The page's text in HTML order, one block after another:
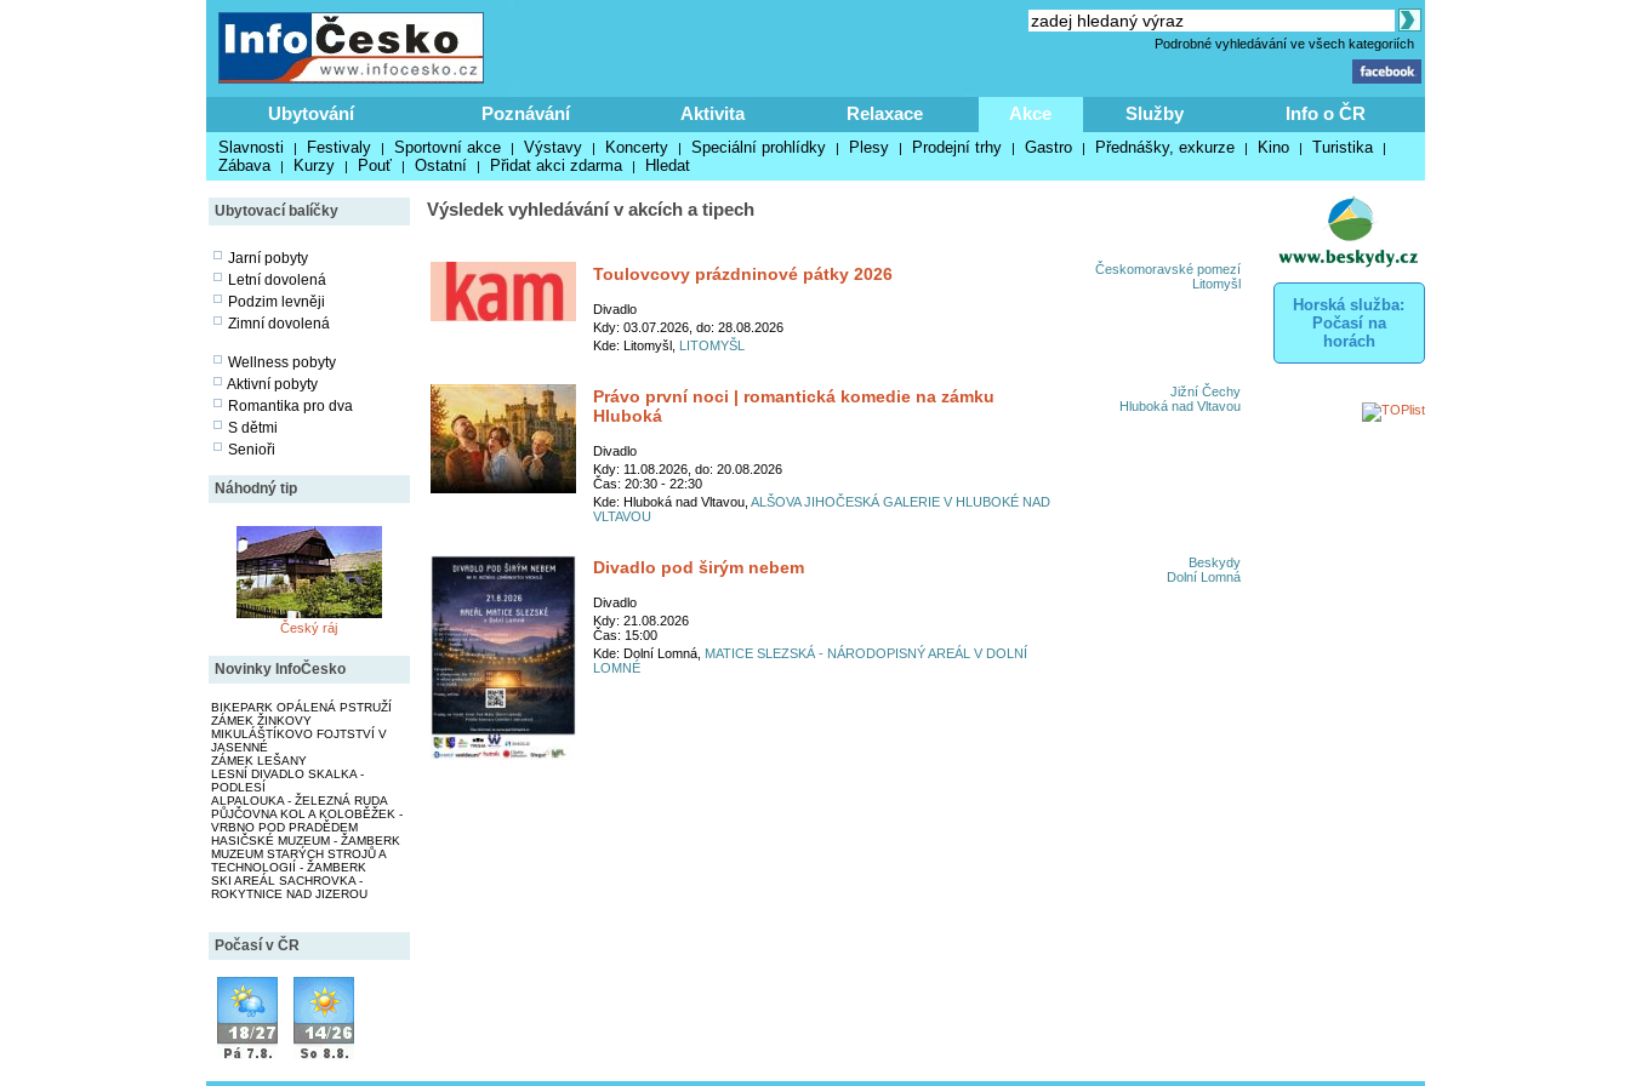
Podrobné vyhledávání ve všech kategoriích
Ubytování Poznávání Aktivita Relaxace Akce Služby Info o ČR
Slavnosti | Festivaly | Sportovní akce | Výstavy | Koncerty | Speciální prohlídky | Plesy | Prodejní trhy | Gastro | Přednášky, exkurze | Kino | Turistika |
Zábava | Kurzy | Pouť | Ostatní | Přidat akci zdarma | Hledat
Ubytovací balíčky
Jarní pobyty
Letní dovolená
Podzim levněji
Zimní dovolená
Wellness pobyty
Aktivní pobyty
Romantika pro dva
S dětmi
Senioři
Náhodný tip
Český ráj
Novinky InfoČesko
BIKEPARK OPÁLENÁ PSTRUŽÍ
ZÁMEK ŽINKOVY
MIKULÁŠTÍKOVO FOJTSTVÍ V
JASENNÉ
ZÁMEK LEŠANY
LESNÍ DIVADLO SKALKA -
PODLESÍ
ALPALOUKA - ŽELEZNÁ RUDA
PŮJČOVNA KOL A KOLOBĚŽEK -
VRBNO POD PRADĚDEM
HASIČSKÉ MUZEUM - ŽAMBERK
MUZEUM STARÝCH STROJŮ A
TECHNOLOGIÍ - ŽAMBERK
SKI AREÁL SACHROVKA -
ROKYTNICE NAD JIZEROU
Počasí v ČR
Horská služba:
Počasí na
horách
Výsledek vyhledávání v akcích a tipech
Toulovcovy prázdninové pátky 2026
Divadlo
Kdy: 03.07.2026, do: 28.08.2026
Kde: Litomyšl, LITOMYŠL
Českomoravské pomezí
Litomyšl
Právo první noci | romantická komedie na zámku
Hluboká
Divadlo
Kdy: 11.08.2026, do: 20.08.2026
Čas: 20:30 - 22:30
Kde: Hluboká nad Vltavou, ALŠOVA JIHOČESKÁ GALERIE V HLUBOKÉ NAD
VLTAVOU
Jižní Čechy
Hluboká nad Vltavou
Divadlo pod širým nebem
Divadlo
Kdy: 21.08.2026
Čas: 15:00
Kde: Dolní Lomná, MATICE SLEZSKÁ - NÁRODOPISNÝ AREÁL V DOLNÍ
LOMNÉ
Beskydy
Dolní Lomná